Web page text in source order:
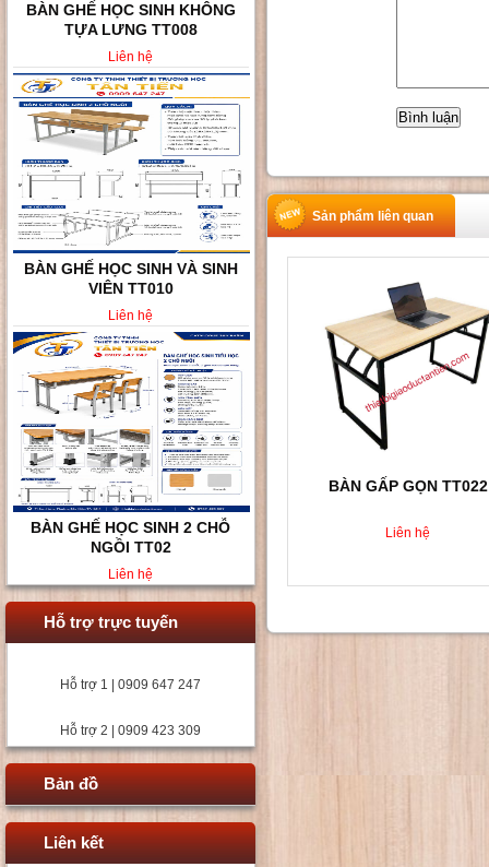
BÀN GHẾ HỌC SINH KHÔNG
TỰA LƯNG TT008
Liên hệ
BÀN GHẾ HỌC SINH VÀ SINH
VIÊN TT010
Liên hệ
BÀN GHẾ HỌC SINH 2 CHỖ
NGỒI TT02
Liên hệ
Hỗ trợ trực tuyến
Hỗ trợ 1 | 0909 647 247
Hỗ trợ 2 | 0909 423 309
Bản đồ
Liên kết
Sản phẩm liên quan
BÀN GẤP GỌN TT022
Liên hệ